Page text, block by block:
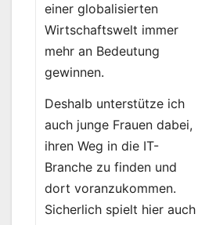
einer globalisierten
Wirtschaftswelt immer
mehr an Bedeutung
gewinnen.
Deshalb unterstütze ich
auch junge Frauen dabei,
ihren Weg in die IT-
Branche zu finden und
dort voranzukommen.
Sicherlich spielt hier auch